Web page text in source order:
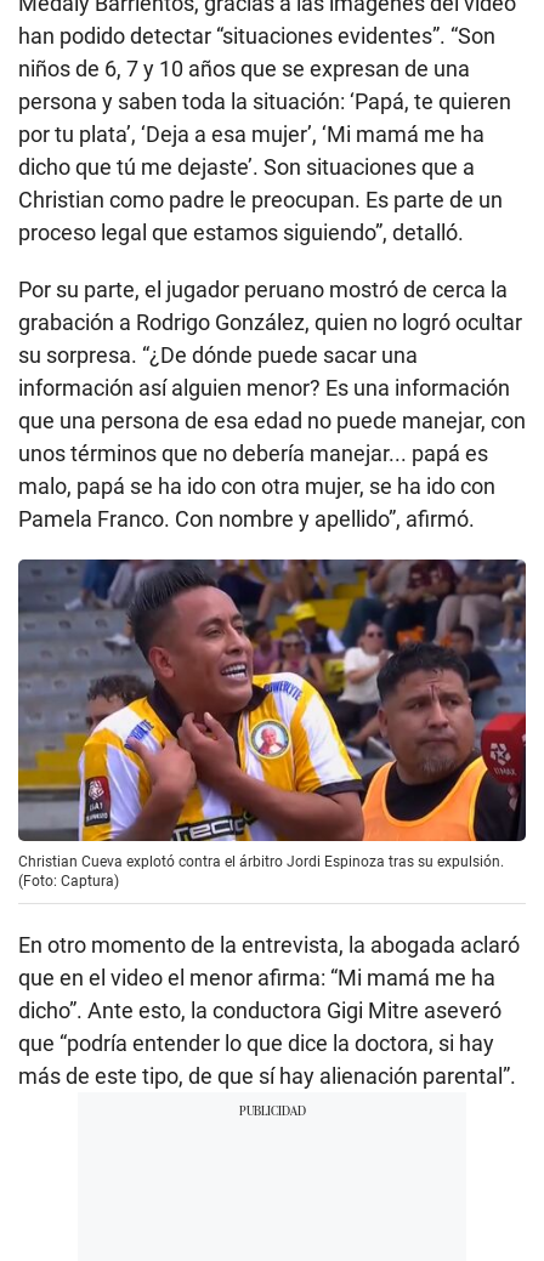
han podido detectar “situaciones evidentes”. “Son
niños de 6, 7 y 10 años que se expresan de una
persona y saben toda la situación: ‘Papá, te quieren
por tu plata’, ‘Deja a esa mujer’, ‘Mi mamá me ha
dicho que tú me dejaste’. Son situaciones que a
Christian como padre le preocupan. Es parte de un
proceso legal que estamos siguiendo”, detalló.
Por su parte, el jugador peruano mostró de cerca la
grabación a Rodrigo González, quien no logró ocultar
su sorpresa. “¿De dónde puede sacar una
información así alguien menor? Es una información
que una persona de esa edad no puede manejar, con
unos términos que no debería manejar... papá es
malo, papá se ha ido con otra mujer, se ha ido con
Pamela Franco. Con nombre y apellido”, afirmó.
Christian Cueva explotó contra el árbitro Jordi Espinoza tras su expulsión.
(Foto: Captura)
En otro momento de la entrevista, la abogada aclaró
que en el video el menor afirma: “Mi mamá me ha
dicho”. Ante esto, la conductora Gigi Mitre aseveró
que “podría entender lo que dice la doctora, si hay
más de este tipo, de que sí hay alienación parental”.